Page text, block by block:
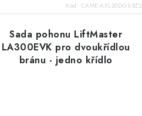
Kód: CAME-AXL20DGS-BZ2
Sada pohonu LiftMaster
LA300EVK pro dvoukřídlou
bránu - jedno křídlo